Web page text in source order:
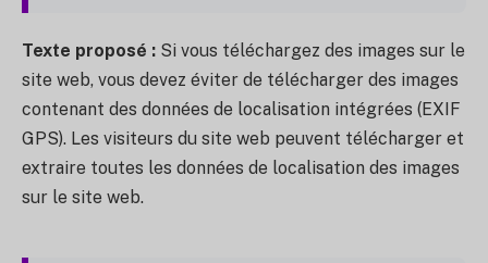
Texte proposé : Si vous téléchargez des images sur le
site web, vous devez éviter de télécharger des images
contenant des données de localisation intégrées (EXIF
GPS). Les visiteurs du site web peuvent télécharger et
extraire toutes les données de localisation des images
sur le site web.